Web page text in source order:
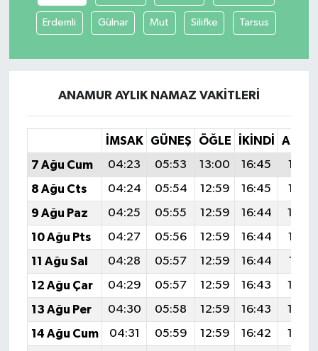
Erdemli Gülnar Mut Silifke Tarsus
ANAMUR AYLIK NAMAZ VAKITLERI
İMSAK GÜNEŞ ÖĞLE İKINDI
7 Ağu Cum
04:23 05:53 13:00 16:45
19:56
8 Ağu Cts
04:24 05:54 12:59 16:45
19:55
9 Ağu Paz
04:25 05:55 12:59 16:44
19:54
10 Ağu Pts
04:27 05:56 12:59 16:44
19:53
11 Ağu Sal
04:28 05:57 12:59 16:44
19:51
12 Ağu Çar
04:29 05:57 12:59 16:43
19:50
13 Ağu Per
04:30 05:58 12:59 16:43
19:49
14 Ağu Cum
04:31 05:59 12:59 16:42
19:48